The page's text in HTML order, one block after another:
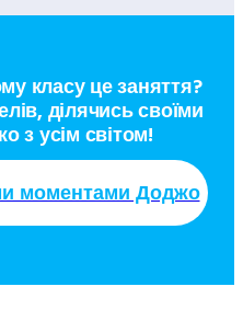
класу це заняття?
ділячись своїми
з усім світом!
моментами Доджо